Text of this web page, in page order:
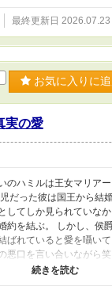
きましては却下をさせ
最終更新日 2026.07.23
お気に入りに
実の愛
のハミルは王女マリア
だった彼は国王から結
してしか見られていな
約を結ぶ。 しかし、侯
ばれていると愛を囁い
悪口を言い合いながら
った。 王女は婚約破棄